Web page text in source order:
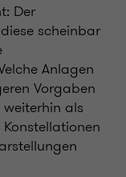
Der
scheinbar
Anlagen
Vorgaben
als